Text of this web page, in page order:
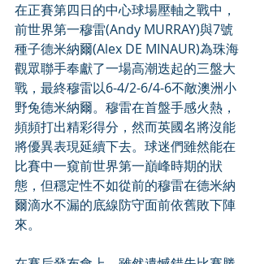
在正賽第四日的中心球場壓軸之戰中，
前世界第一穆雷(Andy MURRAY)與7號
種子德米納爾(Alex DE MINAUR)為珠海
觀眾聯手奉獻了一場高潮迭起的三盤大
戰，最終穆雷以6-4/2-6/4-6不敵澳洲小
野兔德米納爾。穆雷在首盤手感火熱，
頻頻打出精彩得分，然而英國名將沒能
將優異表現延續下去。球迷們雖然能在
比賽中一窺前世界第一巔峰時期的狀
態，但穩定性不如從前的穆雷在德米納
爾滴水不漏的底線防守面前依舊敗下陣
來。